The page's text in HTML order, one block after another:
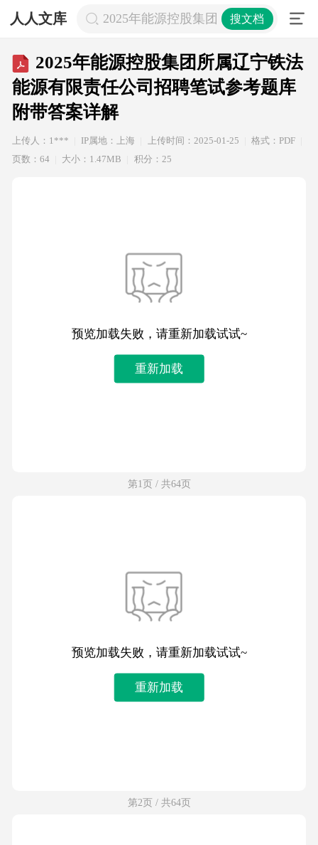
人人文库 2025年能源控股集团所属辽宁铁法能
搜文档
2025年能源控股集团所属辽宁铁法
能源有限责任公司招聘笔试参考题库
附带答案详解
上传人：1*** IP属地：上海 上传时间：2025-01-25
格式：PDF
页数：64
大小：1.47MB 积分：25
预览加载失败，请重新加载试试~
重新加载
第1页 / 共64页
预览加载失败，请重新加载试试~
重新加载
第2页 / 共64页